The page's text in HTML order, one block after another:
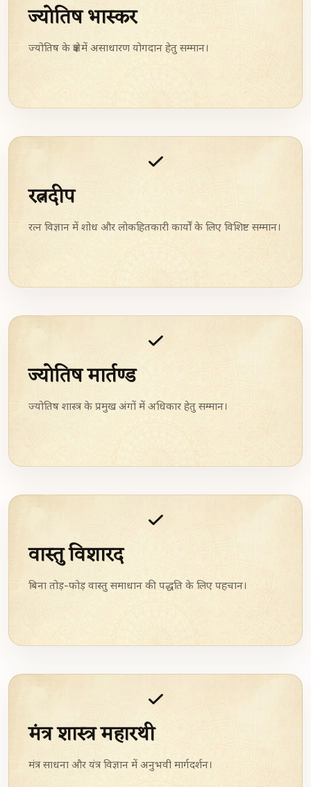
ज्योतिष भास्कर
ज्योतिष के क्षेत्र में असाधारण योगदान हेतु सम्मान।
रत्नदीप
रत्न विज्ञान में शोध और लोकहितकारी कार्यों के लिए विशिष्ट सम्मान।
ज्योतिष मार्तण्ड
ज्योतिष शास्त्र के प्रमुख अंगों में अधिकार हेतु सम्मान।
वास्तु विशारद
बिना तोड़-फोड़ वास्तु समाधान की पद्धति के लिए पहचान।
मंत्र शास्त्र महारथी
मंत्र साधना और यंत्र विज्ञान में अनुभवी मार्गदर्शन।